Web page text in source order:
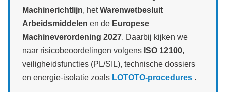
Machinerichtlijn, hetWarenwetbesluit
Arbeidsmiddelen en de Europese
Machineverordening 2027. Daarbij kijken we
naar risicobeoordelingen volgens ISO 12100,
veiligheidsfuncties (PL/SIL), technische dossiers
en energie‑isolatie zoals LOTOTO‑procedures .